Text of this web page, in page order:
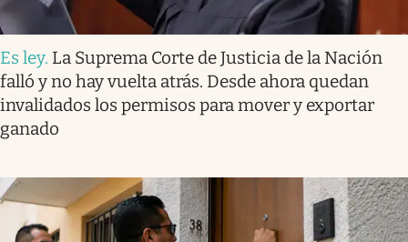
Es ley. La Suprema Corte de Justicia de la Nación
falló y no hay vuelta atrás. Desde ahora quedan
invalidados los permisos para mover y exportar
ganado